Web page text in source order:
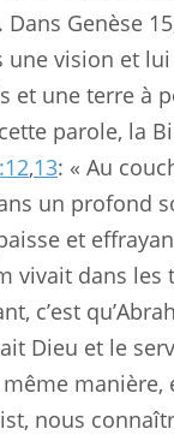
Dans Genèse 15
une vision et
et une terre à
parole, la
,13: « Au
un profond
et
vivait dans les
c’est
Dieu et le
manière,
nous